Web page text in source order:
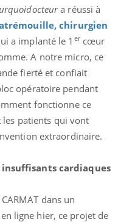
a réussi à
chirurgien
a implanté le 1 ercœur
A notre micro, ce
fierté et confiait
opératoire pendant
fonctionne ce
patients qui vont
extraordinaire.
cardiaques
dans un
ligne hier, ce projet de